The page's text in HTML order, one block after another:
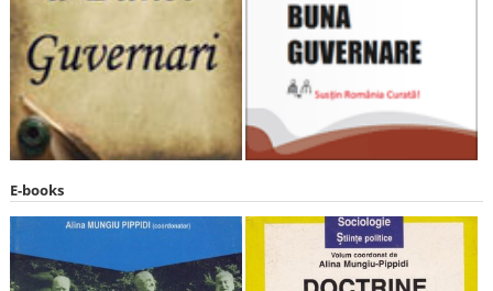
E-books